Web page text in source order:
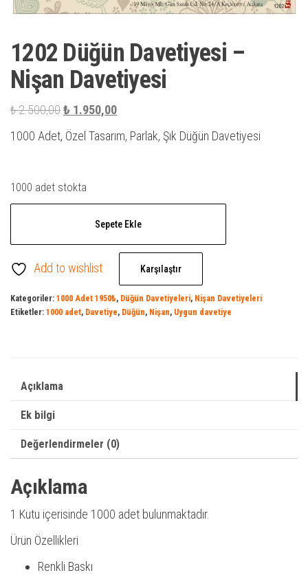
1202 Düğün Davetiyesi –
Nişan Davetiyesi
₺2.500,00Orijinal
fiyat:
₺ 1.950,00Şu
andaki
1000 Adet, Özel Tasarım, Parlak, Şık Düğün Davetiyesi
1000 adet stokta
-
Davetiyesi
Sepete Ekle
Add to wishlist Karşılaştır
Kategoriler: 1000 Adet 1950₺, Düğün Davetiyeleri, Nişan Davetiyeleri
Etiketler: 1000 adet, Davetiye, Düğün, Nişan, Uygun davetiye
Açıklama
Ek bilgi
Değerlendirmeler (0)
Açıklama
1 Kutu içerisinde 1000 adet bulunmaktadır.
Ürün Özellikleri
Renkli Baskı